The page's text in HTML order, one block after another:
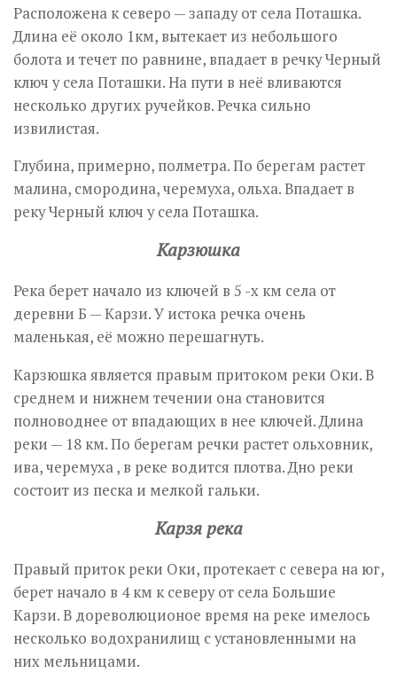
Расположена к северо — западу от села Поташка.
Длина её около 1км, вытекает из небольшого
болота и течет по равнине, впадает в речку Черный
ключ у села Поташки. На пути в неё вливаются
несколько других ручейков. Речка сильно
извилистая.
Глубина, примерно, полметра. По берегам растет
малина, смородина, черемуха, ольха. Впадает в
реку Черный ключ у села Поташка.
Карзюшка
Река берет начало из ключей в 5 -х км села от
деревни Б — Карзи. У истока речка очень
маленькая, её можно перешагнуть.
Карзюшка является правым притоком реки Оки. В
среднем и нижнем течении она становится
полноводнее от впадающих в нее ключей. Длина
реки — 18 км. По берегам речки растет ольховник,
ива, черемуха , в реке водится плотва. Дно реки
состоит из песка и мелкой гальки.
Карзя река
Правый приток реки Оки, протекает с севера на юг,
берет начало в 4 км к северу от села Большие
Карзи. В дореволюционое время на реке имелось
несколько водохранилищ с установленными на
них мельницами.